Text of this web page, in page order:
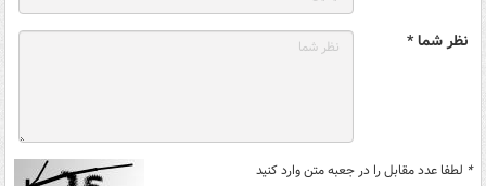
نظر شما *
* لطفا عدد مقابل را در جعبه متن وارد کنید